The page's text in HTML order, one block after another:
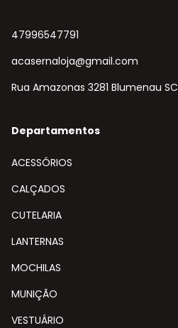
47996547791
acasernaloja@gmail.com
Rua Amazonas 3281 Blumenau SC
Departamentos
ACESSÓRIOS
CALÇADOS
CUTELARIA
LANTERNAS
MOCHILAS
MUNIÇÃO
VESTUÁRIO